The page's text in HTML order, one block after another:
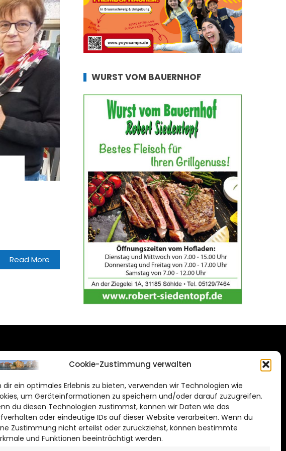
Cookie-Zustimmung verwalten
dir ein optimales Erlebnis zu bieten, verwenden wir Technologien wie
um Geräteinformationen zu speichern und/oder darauf zuzugreifen.
du diesen Technologien zustimmst, können wir Daten wie das
oder eindeutige IDs auf dieser Website verarbeiten. Wenn du
Zustimmung nicht erteilst oder zurückziehst, können bestimmte
und Funktionen beeinträchtigt werden.
Read More
WURST VOM BAUERNHOF
387220 – 65
DAS STADTMAGAZIN
FÜR HILDESHEIM
Impressum
Datenschutzerklärung
Cookie Richtlinie
CITYLIFE! BEI FACEBOOK